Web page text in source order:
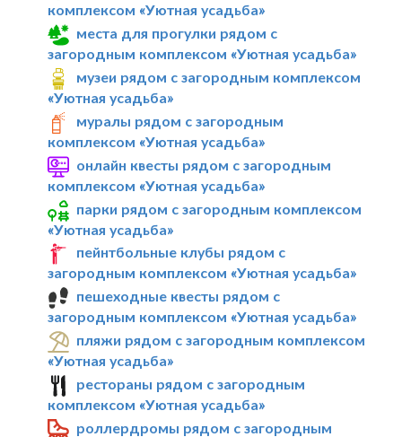
комплексом «Уютная усадьба»
места для прогулки рядом с
загородным комплексом «Уютная усадьба»
музеи рядом с загородным комплексом
«Уютная усадьба»
муралы рядом с загородным
комплексом «Уютная усадьба»
онлайн квесты рядом с загородным
комплексом «Уютная усадьба»
парки рядом с загородным комплексом
«Уютная усадьба»
пейнтбольные клубы рядом с
загородным комплексом «Уютная усадьба»
пешеходные квесты рядом с
загородным комплексом «Уютная усадьба»
пляжи рядом с загородным комплексом
«Уютная усадьба»
рестораны рядом с загородным
комплексом «Уютная усадьба»
роллердромы рядом с загородным